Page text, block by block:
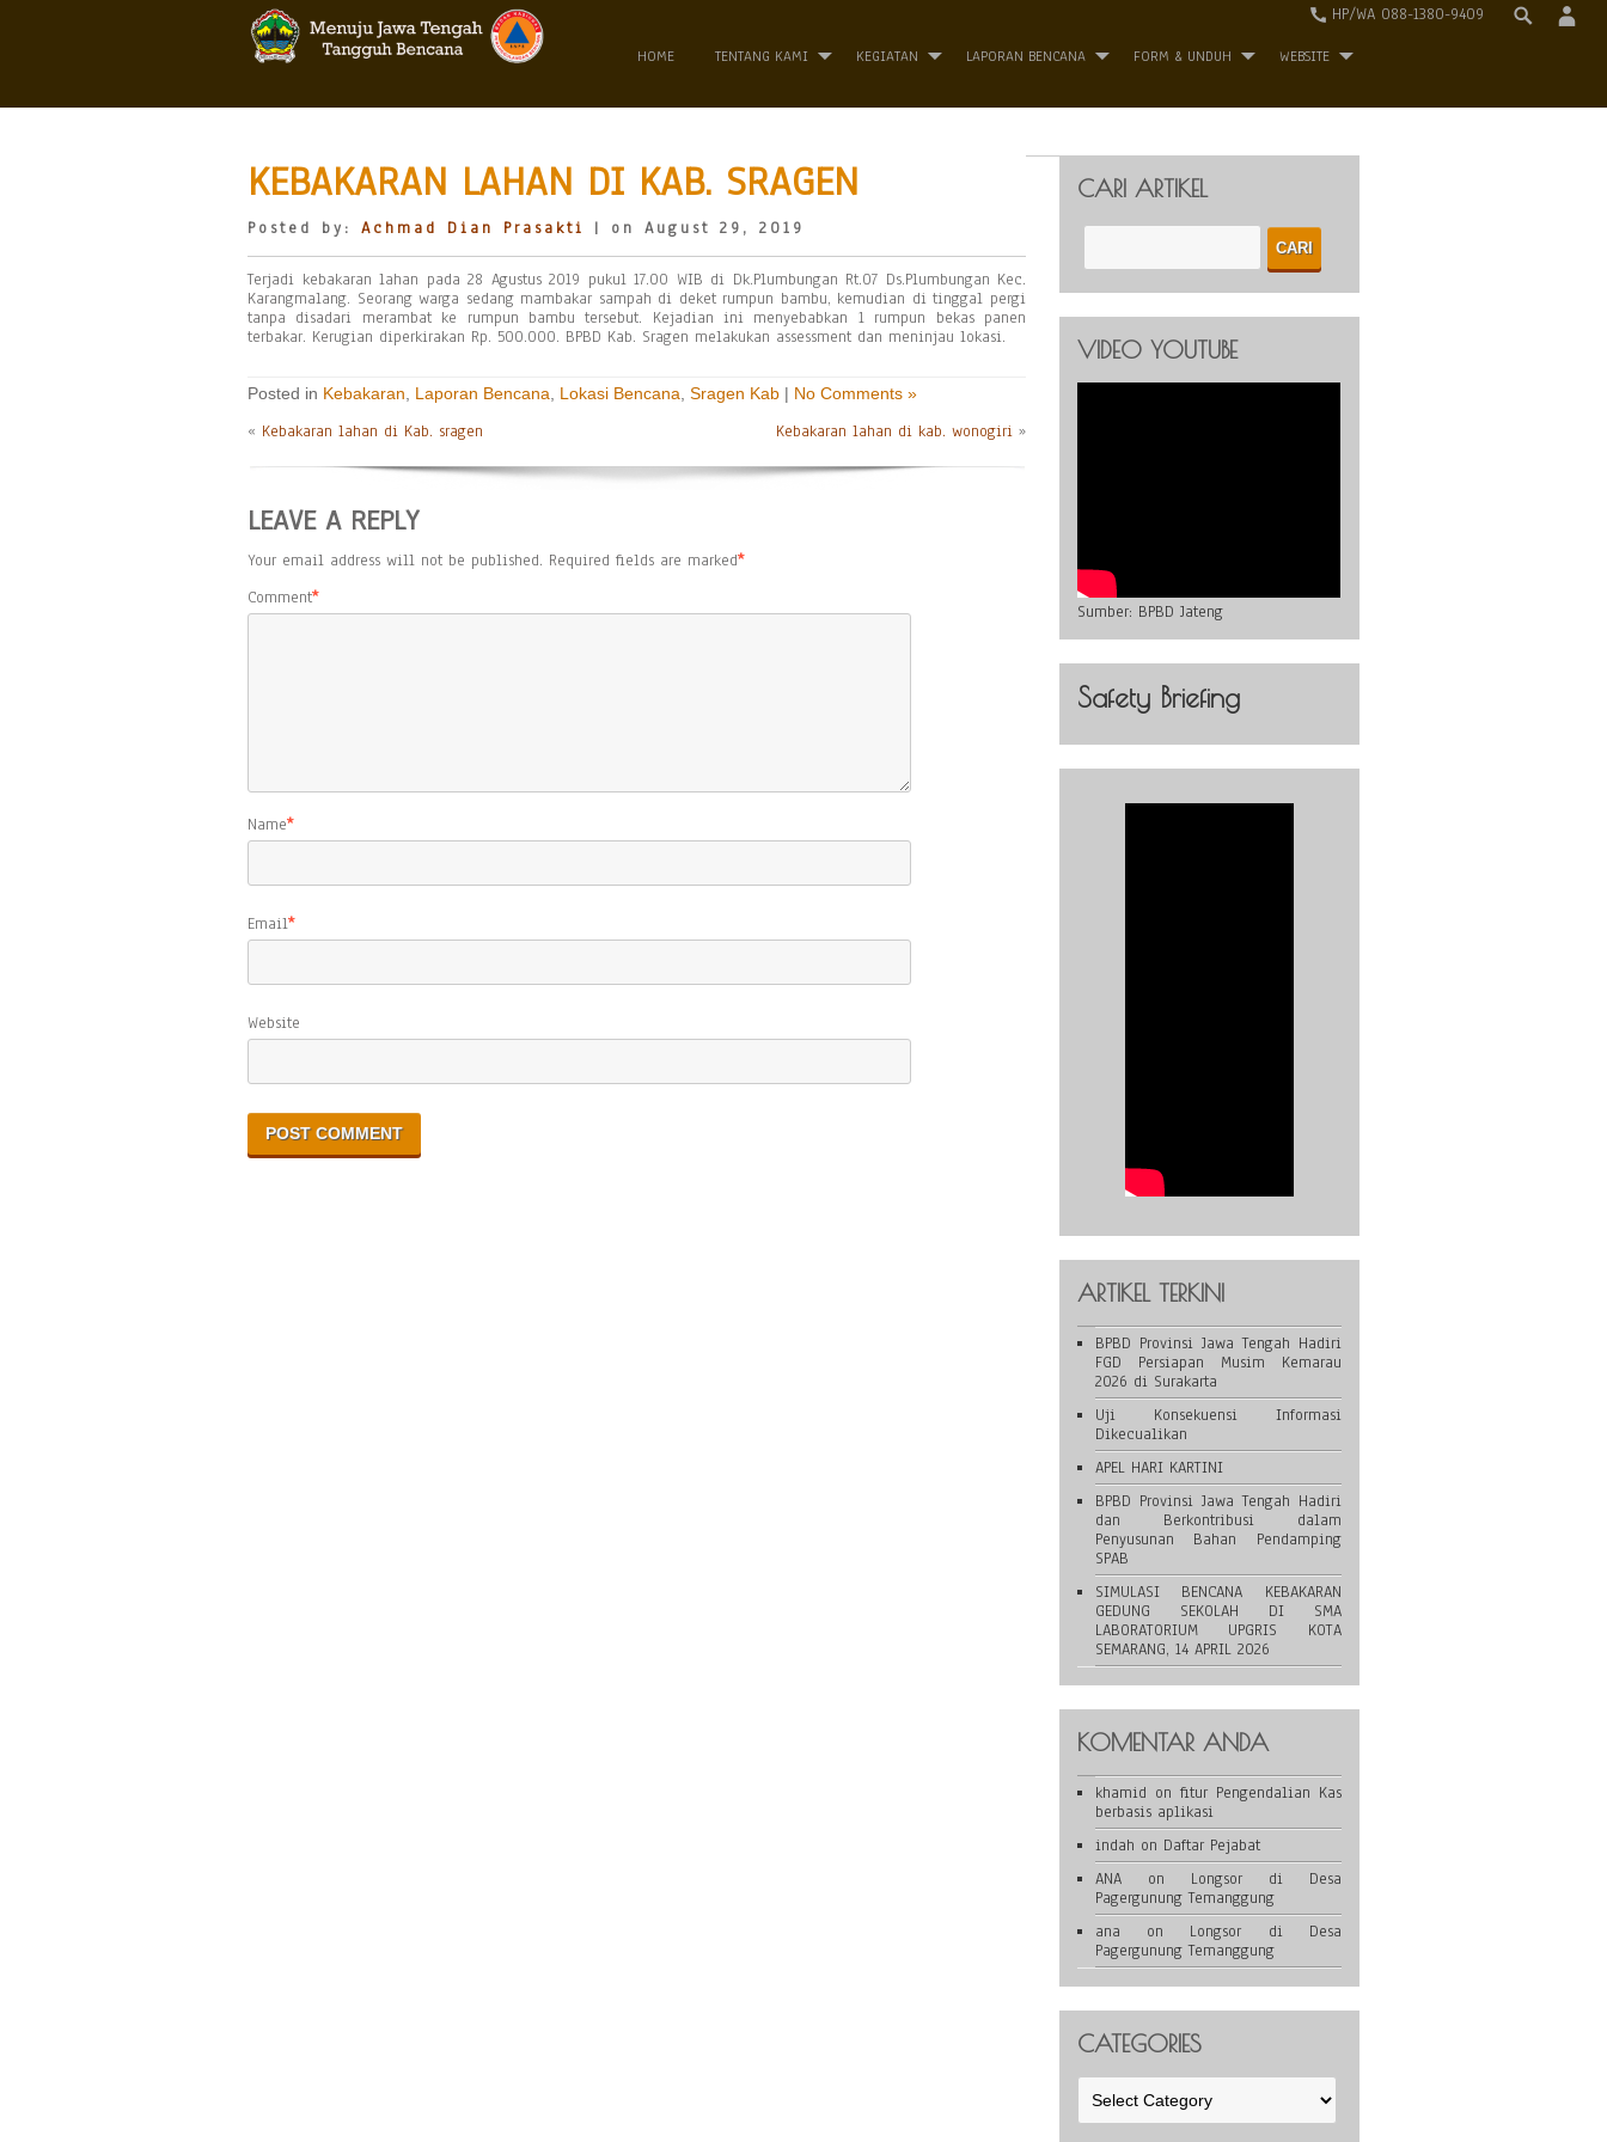
HP/WA 088-1380-9409
HOME TENTANG KAMI KEGIATAN LAPORAN BENCANA FORM & UNDUH WEBSITE
KEBAKARAN LAHAN DI KAB. SRAGEN
Posted by: Achmad Dian Prasakti | on August 29, 2019
Terjadi kebakaran lahan pada 28 Agustus 2019 pukul 17.00 WIB di Dk.Plumbungan Rt.07 Ds.Plumbungan Kec.
Karangmalang. Seorang warga sedang mambakar sampah di deket rumpun bambu, kemudian di tinggal pergi
tanpa disadari merambat ke rumpun bambu tersebut. Kejadian ini menyebabkan 1 rumpun bekas panen
terbakar. Kerugian diperkirakan Rp. 500.000. BPBD Kab. Sragen melakukan assessment dan meninjau lokasi.
Posted in Kebakaran Laporan Bencana Lokasi Bencana Sragen Kab | No Comments »
« Kebakaran lahan di Kab. sragen Kebakaran lahan di kab. wonogiri »
LEAVE A REPLY
Your email address will not be published. Required fields are marked*
Comment*
Name*
Email*
Website
CARI ARTIKEL
VIDEO YOUTUBE
Sumber: BPBD Jateng
Safety Briefing
ARTIKEL TERKINI
BPBD Provinsi Jawa Tengah Hadiri
FGD Persiapan Musim Kemarau
2026 di Surakarta
Uji Konsekuensi Informasi
Dikecualikan
APEL HARI KARTINI
BPBD Provinsi Jawa Tengah Hadiri
dan Berkontribusi dalam
Penyusunan Bahan Pendamping
SPAB
SIMULASI BENCANA KEBAKARAN
GEDUNG SEKOLAH DI SMA
LABORATORIUM UPGRIS KOTA
SEMARANG, 14 APRIL 2026
KOMENTAR ANDA
khamid on fitur Pengendalian Kas
berbasis aplikasi
indah on Daftar Pejabat
ANAon Longsor di Desa
Pagergunung Temanggung
ana on Longsor di Desa
Pagergunung Temanggung
CATEGORIES
Categories